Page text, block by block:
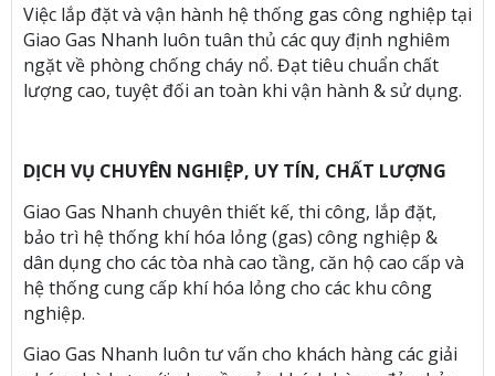
Việc lắp đặt và vận hành hệ thống gas công nghiệp tại
Giao Gas Nhanh luôn tuân thủ các quy định nghiêm
ngặt về phòng chống cháy nổ. Đạt tiêu chuẩn chất
lượng cao, tuyệt đối an toàn khi vận hành & sử dụng.
DỊCH VỤ CHUYÊN NGHIỆP, UY TÍN, CHẤT LƯỢNG
Giao Gas Nhanh chuyên thiết kế, thi công, lắp đặt,
bảo trì hệ thống khí hóa lỏng (gas) công nghiệp &
dân dụng cho các tòa nhà cao tầng, căn hộ cao cấp và
hệ thống cung cấp khí hóa lỏng cho các khu công
nghiệp.
Giao Gas Nhanh luôn tư vấn cho khách hàng các giải